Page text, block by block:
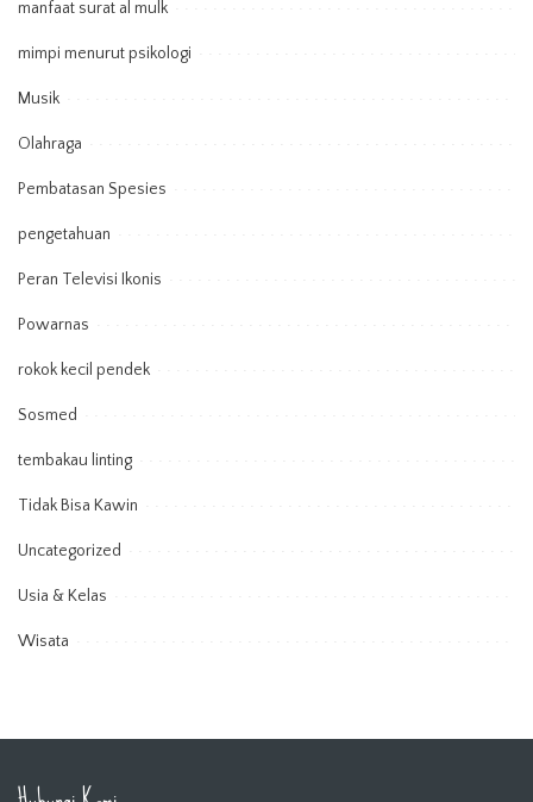
manfaat surat al mulk
mimpi menurut psikologi
Musik
Olahraga
Pembatasan Spesies
pengetahuan
Peran Televisi Ikonis
Powarnas
rokok kecil pendek
Sosmed
tembakau linting
Tidak Bisa Kawin
Uncategorized
Usia & Kelas
Wisata